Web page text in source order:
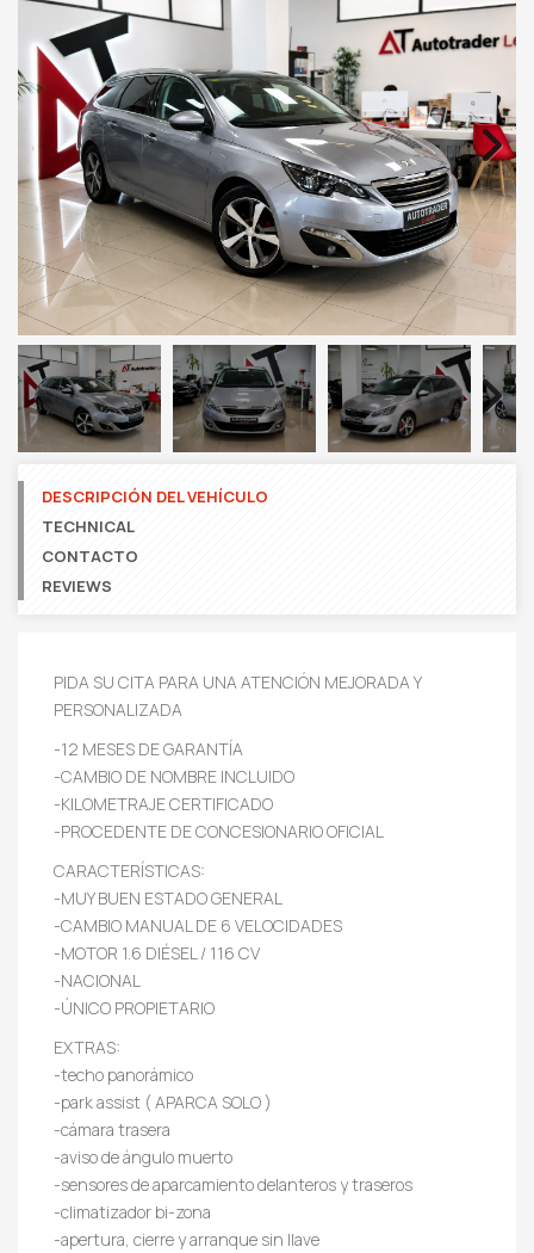
Next
Next
DESCRIPCIÓN DEL VEHÍCULO
TECHNICAL
CONTACTO
REVIEWS
PIDA SU CITA PARA UNA ATENCIÓN MEJORADA Y
PERSONALIZADA
-12 MESES DE GARANTÍA
-CAMBIO DE NOMBRE INCLUIDO
-KILOMETRAJE CERTIFICADO
-PROCEDENTE DE CONCESIONARIO OFICIAL
CARACTERÍSTICAS:
-MUY BUEN ESTADO GENERAL
-CAMBIO MANUAL DE 6 VELOCIDADES
-MOTOR 1.6 DIÉSEL / 116 CV
-NACIONAL
-ÚNICO PROPIETARIO
EXTRAS:
-techo panorámico
-park assist ( APARCA SOLO )
-cámara trasera
-aviso de ángulo muerto
-sensores de aparcamiento delanteros y traseros
-climatizador bi-zona
-apertura, cierre y arranque sin llave